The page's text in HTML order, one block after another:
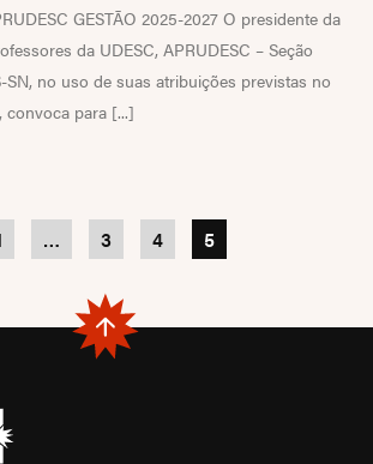
GESTÃO 2025-2027 O presidente da
da UDESC, APRUDESC – Seção
SN, no uso de suas atribuições previstas no
convoca para [...]
… 3 4 5